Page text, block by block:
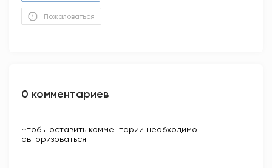
Пожаловаться
0 комментариев
Чтобы оставить комментарий необходимо
авторизоваться